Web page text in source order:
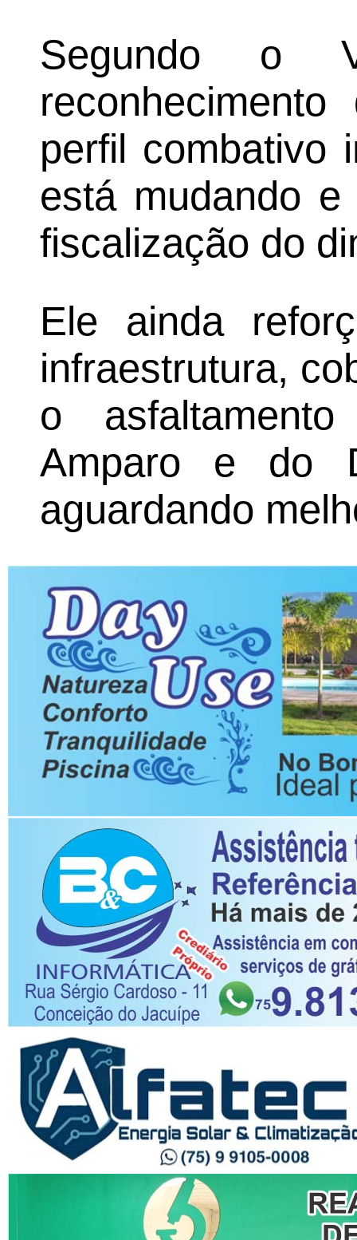
Segundo o
perfil combativo
está mudando
fiscalização do
Ele ainda
infraestrutura,
o
Amparo e do
aguardando